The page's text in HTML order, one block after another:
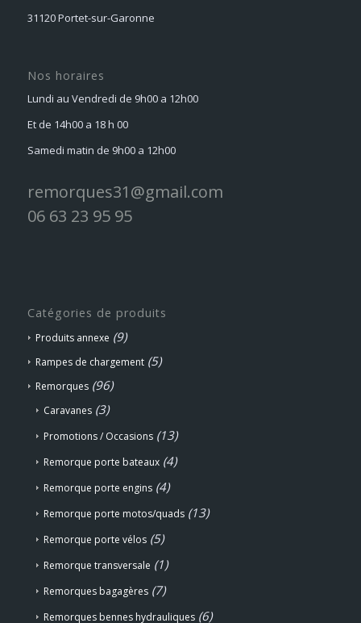
31120 Portet-sur-Garonne
Nos horaires
Lundi au Vendredi de 9h00 a 12h00
Et de 14h00 a 18 h 00
Samedi matin de 9h00 a 12h00
remorques31@gmail.com
06 63 23 95 95
Catégories de produits
Produits annexe (9)
Rampes de chargement (5)
Remorques (96)
Caravanes (3)
Promotions / Occasions (13)
Remorque porte bateaux (4)
Remorque porte engins (4)
Remorque porte motos/quads (13)
Remorque porte vélos (5)
Remorque transversale (1)
Remorques bagagères (7)
Remorques bennes hydrauliques (6)